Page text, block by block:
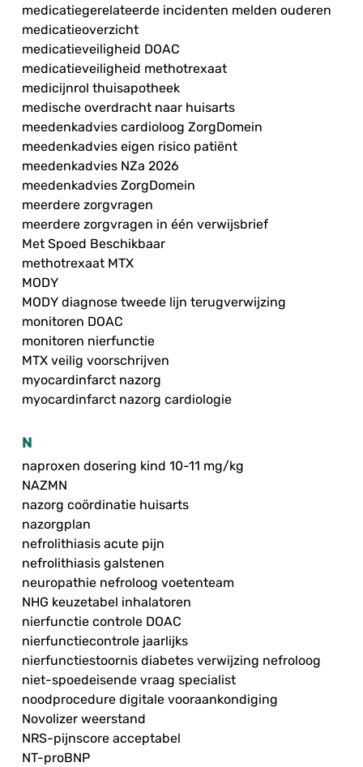
medicatiegerelateerde incidenten melden ouderen
medicatieoverzicht
medicatieveiligheid DOAC
medicatieveiligheid methotrexaat
medicijnrol thuisapotheek
medische overdracht naar huisarts
meedenkadvies cardioloog ZorgDomein
meedenkadvies eigen risico patiënt
meedenkadvies NZa 2026
meedenkadvies ZorgDomein
meerdere zorgvragen
meerdere zorgvragen in één verwijsbrief
Met Spoed Beschikbaar
methotrexaat MTX
MODY
MODY diagnose tweede lijn terugverwijzing
monitoren DOAC
monitoren nierfunctie
MTX veilig voorschrijven
myocardinfarct nazorg
myocardinfarct nazorg cardiologie
N
naproxen dosering kind 10-11 mg/kg
NAZMN
nazorg coördinatie huisarts
nazorgplan
nefrolithiasis acute pijn
nefrolithiasis galstenen
neuropathie nefroloog voetenteam
NHG keuzetabel inhalatoren
nierfunctie controle DOAC
nierfunctiecontrole jaarlijks
nierfunctiestoornis diabetes verwijzing nefroloog
niet-spoedeisende vraag specialist
noodprocedure digitale vooraankondiging
Novolizer weerstand
NRS-pijnscore acceptabel
NT-proBNP